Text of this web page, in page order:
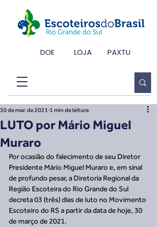
DOE LOJA PAXTU
LUTO por Mário Miguel
Muraro
30 de mar. de 2021 1 min de leitura
Por ocasião do falecimento de seu Diretor
Presidente Mário Miguel Muraro e, em sinal
de profundo pesar, a Diretoria Regional da
Região Escoteira do Rio Grande do Sul
decreta 03 (três) dias de luto no Movimento
Escoteiro do RS a partir da data de hoje, 30
de março de 2021.